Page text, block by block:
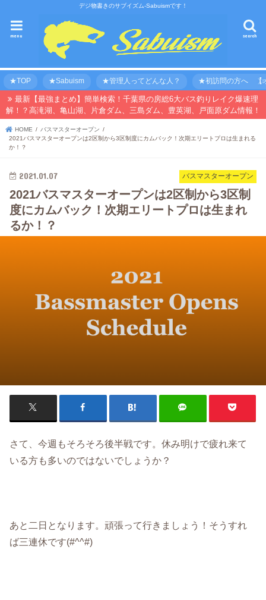
デジ物書きのサブイズム-Sabuismです！
search
menu
★TOP ★Sabuism ★管理人ってどんな人？ ★初訪問の方へ 【
最新【最強まとめ】簡単検索！千葉県の房総6大バス釣りレイク爆速理
解！？高滝湖、亀山湖、片倉ダム、三島ダム、豊英湖、戸面原ダム情報！
HOME
バスマスターオープン
2021バスマスターオープンは2区制から3区制度にカムバック！次期エリートプロは生まれる
か！？
バスマスターオープン
2021.01.07
2021バスマスターオープンは2区制から3区制
度にカムバック！次期エリートプロは生まれ
るか！？
さて、今週もそろそろ後半戦です。休み明けで疲れ来て
いる方も多いのではないでしょうか？
あと二日となります。頑張って行きましょう！そうすれ
ば三連休です(#^^#)